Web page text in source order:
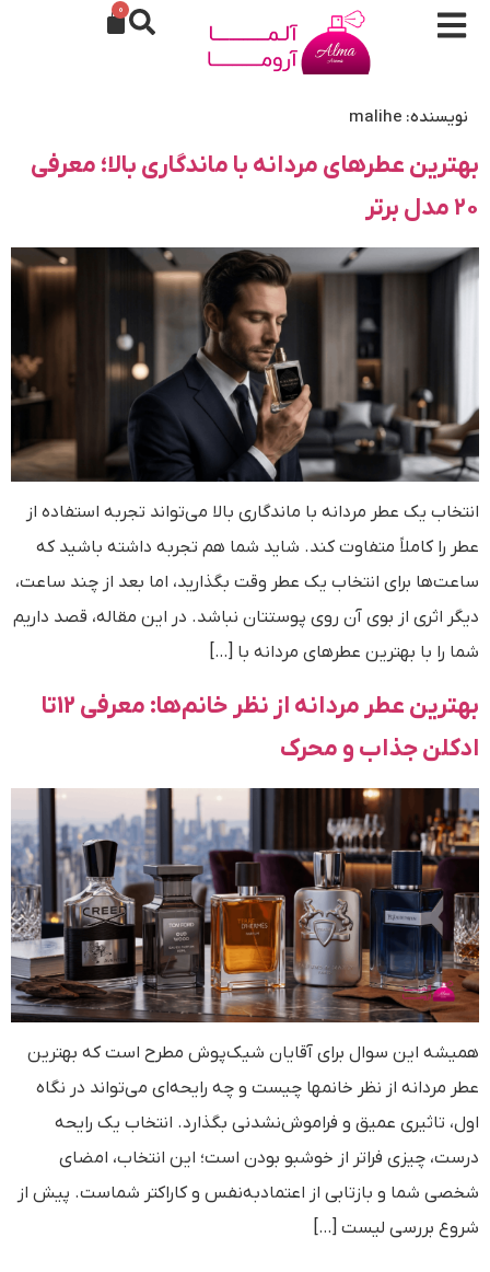
0
نویسنده: malihe
بهترین عطرهای مردانه با ماندگاری بالا؛ معرفی
۲۰ مدل برتر
انتخاب یک عطر مردانه با ماندگاری بالا می‌تواند تجربه استفاده از
عطر را کاملاً متفاوت کند. شاید شما هم تجربه داشته باشید که
ساعت‌ها برای انتخاب یک عطر وقت بگذارید، اما بعد از چند ساعت،
دیگر اثری از بوی آن روی پوستتان نباشد. در این مقاله، قصد داریم
شما را با بهترین عطرهای مردانه با […]
بهترین عطر مردانه از نظر خانم‌ها: معرفی 12تا
ادکلن جذاب و محرک
همیشه این سوال برای آقایان شیک‌پوش مطرح است که بهترین
عطر مردانه از نظر خانمها چیست و چه رایحه‌ای می‌تواند در نگاه
اول، تاثیری عمیق و فراموش‌نشدنی بگذارد. انتخاب یک رایحه
درست، چیزی فراتر از خوشبو بودن است؛ این انتخاب، امضای
شخصی شما و بازتابی از اعتمادبه‌نفس و کاراکتر شماست. پیش از
شروع بررسی لیست […]